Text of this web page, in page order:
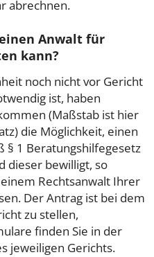
abrechnen.
Anwalt für
kann?
noch nicht vor Gericht
ist, haben
(Maßstab ist hier
die Möglichkeit, einen
§ 1 Beratungshilfegesetz
dieser bewilligt, so
Rechtsanwalt Ihrer
Der Antrag ist bei dem
zu stellen,
finden Sie in der
jeweiligen Gerichts.